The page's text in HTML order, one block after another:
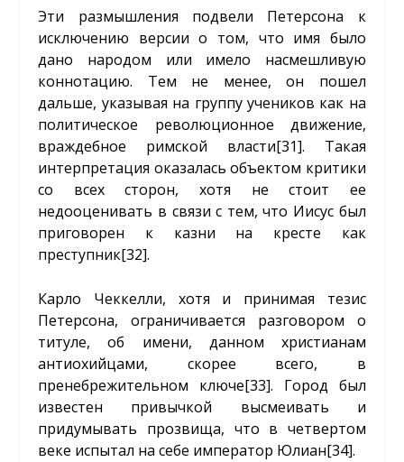
Эти размышления подвели Петерсона к
исключению версии о том, что имя было
дано народом или имело насмешливую
коннотацию. Тем не менее, он пошел
дальше, указывая на группу учеников как на
политическое революционное движение,
враждебное римской власти[31]. Такая
интерпретация оказалась объектом критики
со всех сторон, хотя не стоит ее
недооценивать в связи с тем, что Иисус был
приговорен к казни на кресте как
преступник[32].
Карло Чеккелли, хотя и принимая тезис
Петерсона, ограничивается разговором о
титуле, об имени, данном христианам
антиохийцами, скорее всего, в
пренебрежительном ключе[33]. Город был
известен привычкой высмеивать и
придумывать прозвища, что в четвертом
веке испытал на себе император Юлиан[34].